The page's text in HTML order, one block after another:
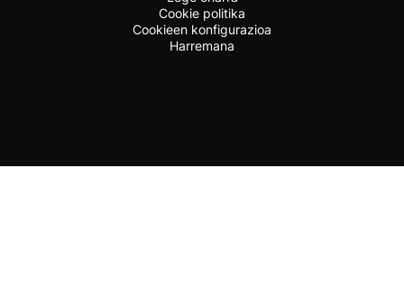
Cookie politika
Cookieen konfigurazioa
Harremana